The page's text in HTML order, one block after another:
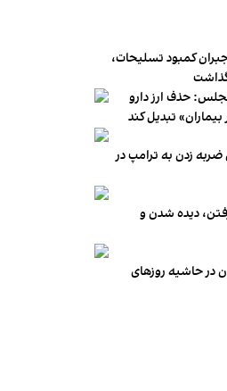
کمبود تسلیحات،
حذف ارز دارو
ضربه زدن به ترامپ در
دیده شدن و
در حاشیه روزهای